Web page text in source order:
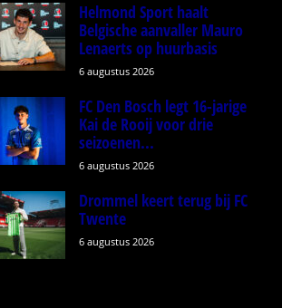
Helmond Sport haalt
Belgische aanvaller Mauro
Lenaerts op huurbasis
6 augustus 2026
FC Den Bosch legt 16-jarige
Kai de Rooij voor drie
seizoenen...
6 augustus 2026
Drommel keert terug bij FC
Twente
6 augustus 2026